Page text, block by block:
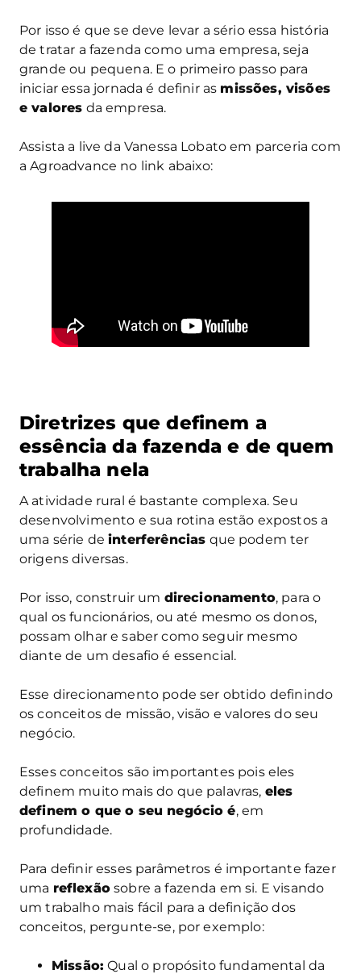
Por isso é que se deve levar a sério essa história
de tratar a fazenda como uma empresa, seja
grande ou pequena. E o primeiro passo para
iniciar essa jornada é definir as missões, visões
e valores da empresa.
Assista a live da Vanessa Lobato em parceria com
a Agroadvance no link abaixo:
Diretrizes que definem a
essência da fazenda e de quem
trabalha nela
A atividade rural é bastante complexa. Seu
desenvolvimento e sua rotina estão expostos a
uma série deinterferências que podem ter
origens diversas.
Por isso, construir um direcionamento, para o
qual os funcionários, ou até mesmo os donos,
possam olhar e saber como seguir mesmo
diante de um desafio é essencial.
Esse direcionamento pode ser obtido definindo
os conceitos de missão, visão e valores do seu
negócio.
Esses conceitos são importantes pois eles
definem muito mais do que palavras, eles
definem o que o seu negócio é, em
profundidade.
Para definir esses parâmetros é importante fazer
uma reflexãosobre a fazenda em si. E visando
um trabalho mais fácil para a definição dos
conceitos, pergunte-se, por exemplo:
Missão: Qual o propósito fundamental da